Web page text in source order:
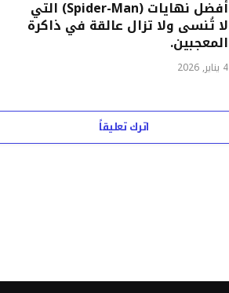
أفضل نهايات (Spider-Man) التي
لا تُنسى ولا تزال عالقة في ذاكرة
المعجبين.
4 يناير, 2026
اترك تعليقاً